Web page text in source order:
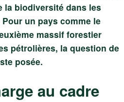
la biodiversité dans les
un pays comme le
massif forestier
pétrolières, la question de
posée.
au cadre